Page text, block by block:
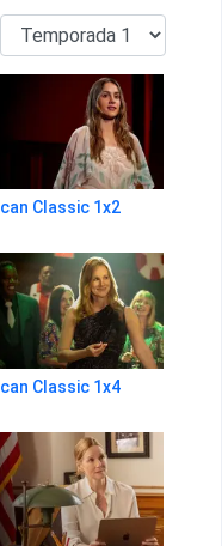
Classic 1x2
Classic 1x4